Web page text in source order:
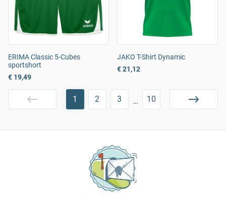
ERIMA Classic 5-Cubes
sportshort
€ 19,49
JAKO T-Shirt Dynamic
€ 21,12
1 2 3 … 10